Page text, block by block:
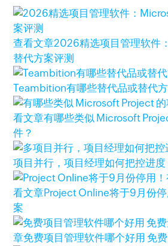
查看文章2026精选项目管理软件
替代方案评测
Teambition有哪些替代品或替代方
看文章有哪些类似 Microsoft
件？
项目并行，项目经理如何把控进度
看文章Project Online将于9月份
案
章免费项目管理软件哪个好用 免